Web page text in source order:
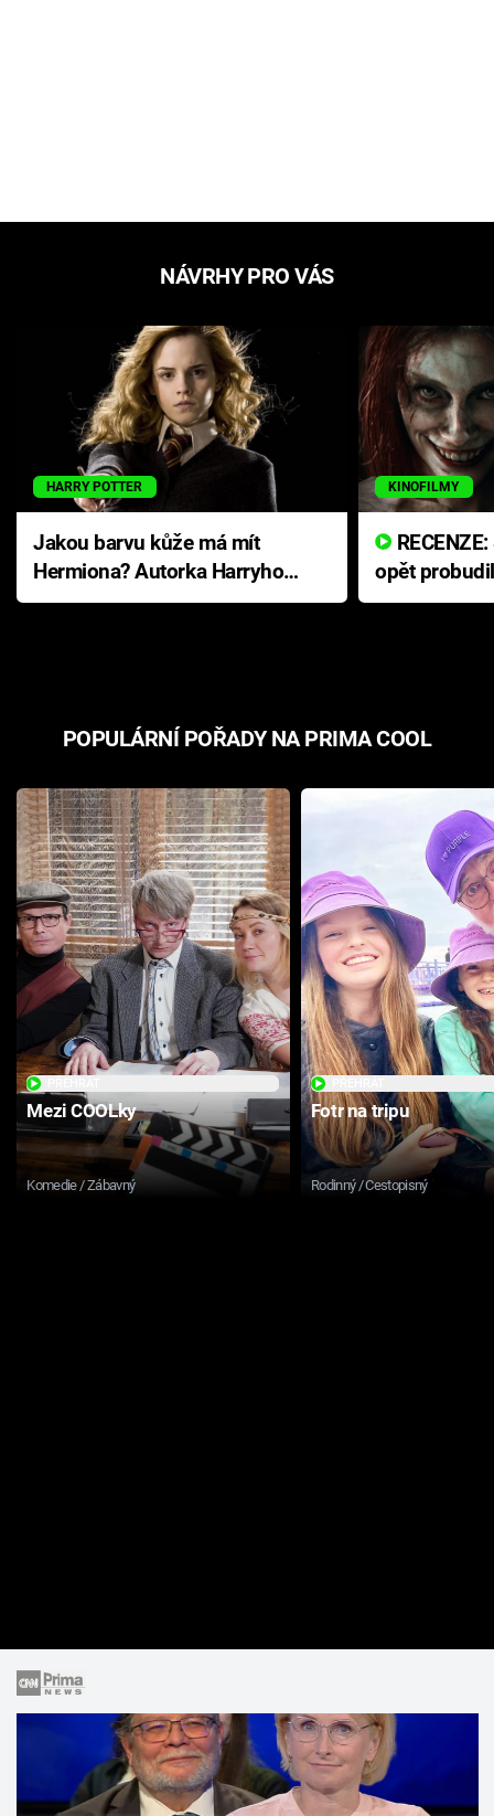
NÁVRHY PRO VÁS
HARRY POTTER
Jakou barvu kůže má mít
Hermiona? Autorka Harryho
Pottera přišla s ráznou
KINOFILMY
opět
přichází s
POPULÁRNÍ POŘADY NA PRIMA COOL
Mezi COOLky
Komedie / Zábavný
Fotr na tripu
Rodinný / Cestopisný